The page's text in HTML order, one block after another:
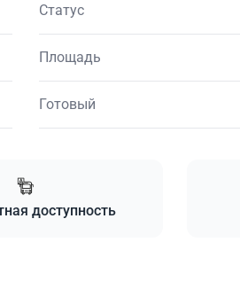
Статус
Площадь
Готовый
доступность